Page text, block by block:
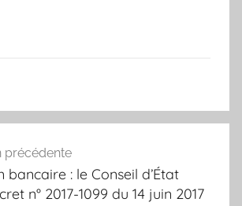
précédente
bancaire : le Conseil d’État
n° 2017-1099 du 14 juin 2017